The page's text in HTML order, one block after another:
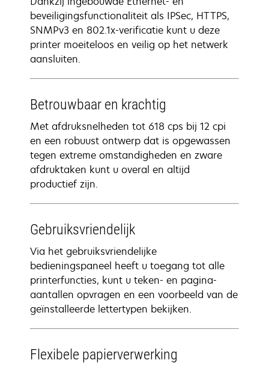
beveiligingsfunctionaliteit als IPSec, HTTPS,
SNMPv3 en 802.1x-verificatie kunt u deze
printer moeiteloos en veilig op het netwerk
aansluiten.
Betrouwbaar en krachtig
Met afdruksnelheden tot 618 cps bij 12 cpi
en een robuust ontwerp dat is opgewassen
tegen extreme omstandigheden en zware
afdruktaken kunt u overal en altijd
productief zijn.
Gebruiksvriendelijk
Via het gebruiksvriendelijke
bedieningspaneel heeft u toegang tot alle
printerfuncties, kunt u teken- en pagina-
aantallen opvragen en een voorbeeld van de
geïnstalleerde lettertypen bekijken.
Flexibele papierverwerking